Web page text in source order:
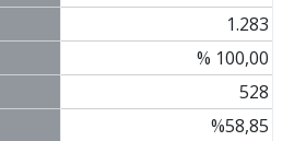
1.283
% 100,00
528
%58,85